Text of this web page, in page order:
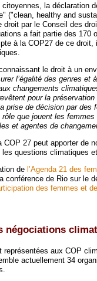
la déclaration
("clean, healthy and
par le Conseil des
a fait partie des
à la COP27 de ce
le droit à un
l’égalité des genres et
changements
pour la préservation
de décision par des
que jouent les femmes
et agentes de
COP 27 peut apporter de
les questions climatiques
de l’Agenda 21 des
conférence de Rio sur le
des femmes et
négociations
aux COP
actuellement 34